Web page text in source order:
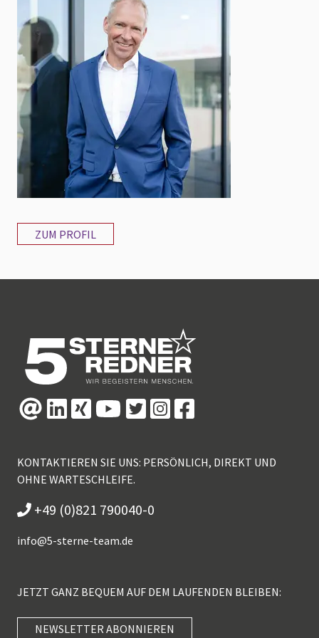
ZUM PROFIL
KONTAKTIEREN SIE UNS: PERSÖNLICH, DIREKT UND
OHNE WARTESCHLEIFE.
+49 (0)821 790040-0
info@5-sterne-team.de
JETZT GANZ BEQUEM AUF DEM LAUFENDEN BLEIBEN:
NEWSLETTER ABONNIEREN